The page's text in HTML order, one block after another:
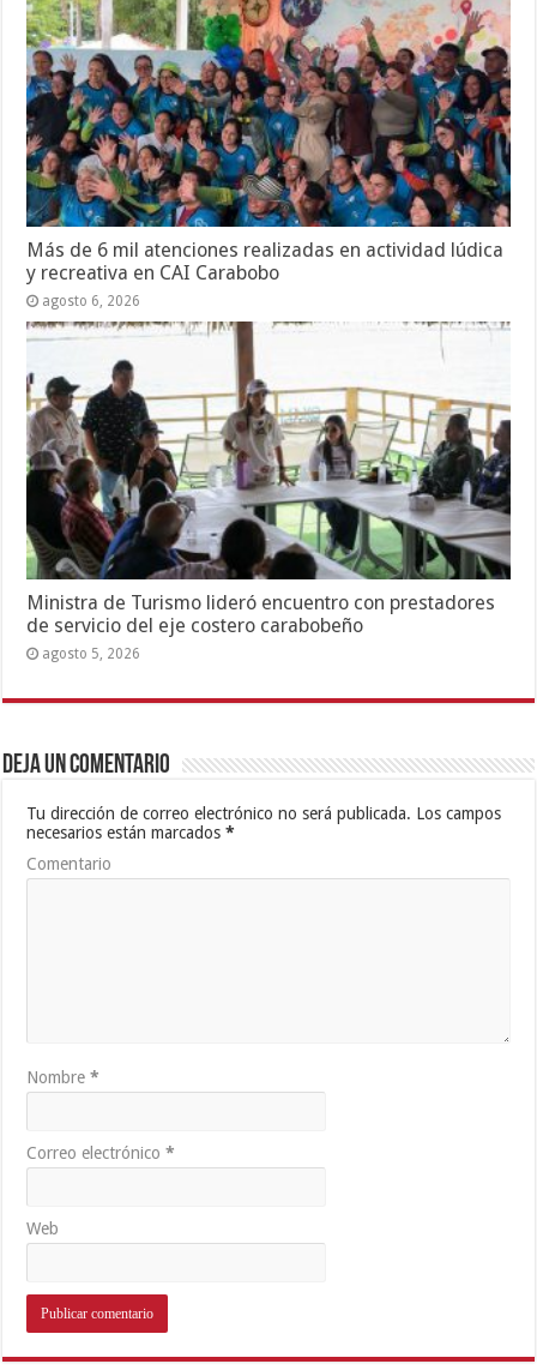
Más de 6 mil atenciones realizadas en actividad lúdica
y recreativa en CAI Carabobo
agosto 6, 2026
Ministra de Turismo lideró encuentro con prestadores
de servicio del eje costero carabobeño
agosto 5, 2026
Deja un comentario
Tu dirección de correo electrónico no será publicada. Los campos
necesarios están marcados*
Comentario
Nombre*
Correo electrónico*
Web